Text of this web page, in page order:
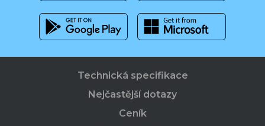
Technická specifikace
Nejčastější dotazy
Ceník